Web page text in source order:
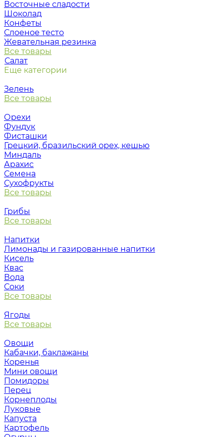
Восточные сладости
Шоколад
Конфеты
Слоеное тесто
Жевательная резинка
Все товары
Салат
Еще категории
Зелень
Все товары
Орехи
Фундук
Фисташки
Грецкий, бразильский орех, кешью
Миндаль
Арахис
Семена
Сухофрукты
Все товары
Грибы
Все товары
Напитки
Лимонады и газированные напитки
Кисель
Квас
Вода
Соки
Все товары
Ягоды
Все товары
Овощи
Кабачки, баклажаны
Коренья
Мини овощи
Помидоры
Перец
Корнеплоды
Луковые
Капуста
Картофель